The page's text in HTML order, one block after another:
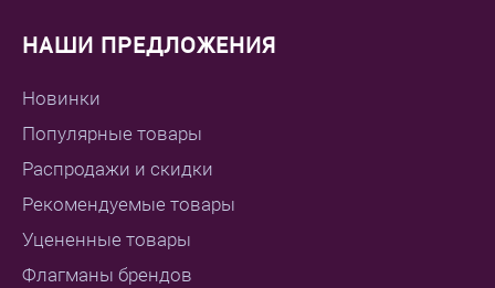
НАШИ ПРЕДЛОЖЕНИЯ
Новинки
Популярные товары
Распродажи и скидки
Рекомендуемые товары
Уцененные товары
Флагманы брендов